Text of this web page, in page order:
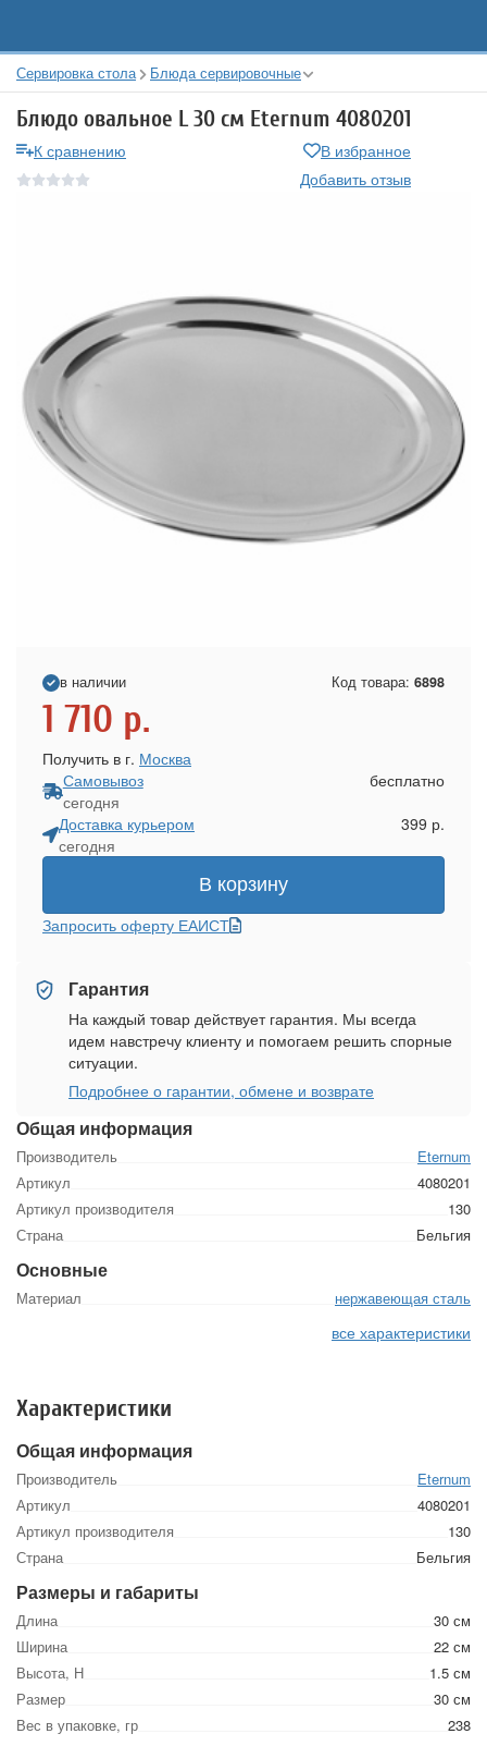
Сервировка стола Блюда сервировочные
Блюдо овальное L 30 см Eternum 4080201
К сравнению
В избранное
Добавить отзыв
Общая информация
Производитель
Eternum
Артикул
4080201
Артикул производителя
130
Страна
Бельгия
Основные
Материал нержавеющая сталь
все характеристики
в наличии Код товара: 6898
1 710 р.
Получить в г. Москва
Самовывоз
сегодня
бесплатно
Доставка курьером
сегодня
399 р.
В корзину
Запросить оферту ЕАИСТ
Гарантия
На каждый товар действует гарантия. Мы всегда
идем навстречу клиенту и помогаем решить спорные
ситуации.
Подробнее о гарантии, обмене и возврате
Характеристики
Общая информация
Производитель
Eternum
Артикул
4080201
Артикул производителя
130
Страна
Бельгия
Размеры и габариты
Длина
30 см
Ширина
22 см
Высота, Н
1.5 см
Размер
30 см
Вес в упаковке, гр
238